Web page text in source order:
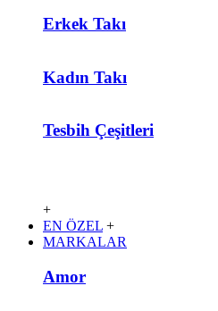
Erkek Takı
Kadın Takı
Tesbih Çeşitleri
+
EN ÖZEL +
MARKALAR
Amor